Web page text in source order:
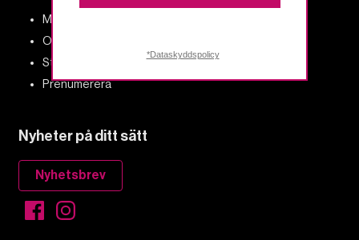
Mina sidor
Om oss och kontakt
Stöd oss
Prenumerera
Nyheter på ditt sätt
Nyhetsbrev
*Dataskyddspolicy